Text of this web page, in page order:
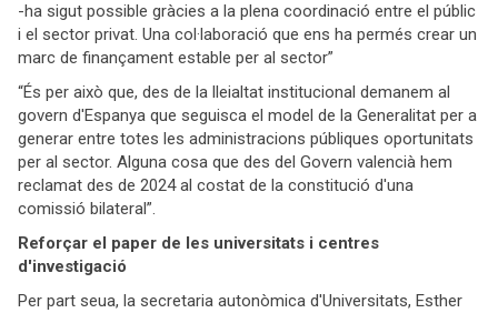
-ha sigut possible gràcies a la plena coordinació entre el públic
i el sector privat. Una col·laboració que ens ha permés crear un
marc de finançament estable per al sector”
“És per això que, des de la lleialtat institucional demanem al
govern d'Espanya que seguisca el model de la Generalitat per a
generar entre totes les administracions públiques oportunitats
per al sector. Alguna cosa que des del Govern valencià hem
reclamat des de 2024 al costat de la constitució d'una
comissió bilateral”.
Reforçar el paper de les universitats i centres
d'investigació
Per part seua, la secretaria autonòmica d'Universitats, Esther